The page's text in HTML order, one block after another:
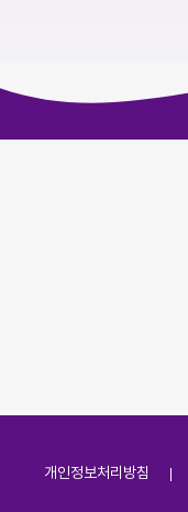
개인정보처리방침